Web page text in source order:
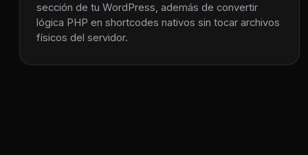
sección de tu WordPress, además de convertir
lógica PHP en shortcodes nativos sin tocar archivos
físicos del servidor.